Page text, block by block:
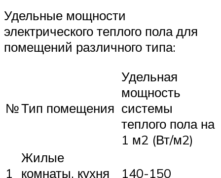
Удельные мощности
электрического теплого пола для
помещений различного типа:
№Тип помещения
Удельная
мощность
системы
теплого пола на
1 м2 (Вт/м2)
1
Жилые
комнаты, кухня
140-150